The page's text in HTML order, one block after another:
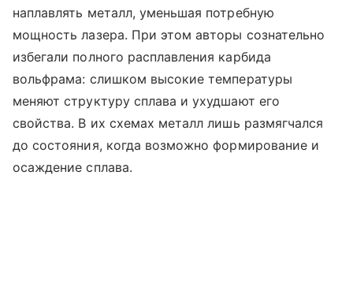
наплавлять металл, уменьшая потребную
мощность лазера. При этом авторы сознательно
избегали полного расплавления карбида
вольфрама: слишком высокие температуры
меняют структуру сплава и ухудшают его
свойства. В их схемах металл лишь размягчался
до состояния, когда возможно формирование и
осаждение сплава.